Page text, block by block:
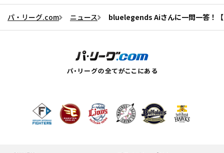
パ・リーグ.com ニュース bluelegends Aiさんに一問一答！